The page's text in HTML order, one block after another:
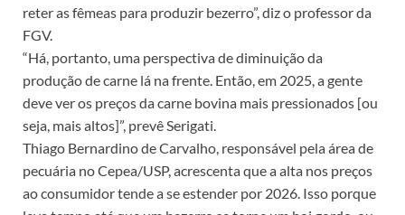
reter as fêmeas para produzir bezerro”, diz o professor da
FGV.
“Há, portanto, uma perspectiva de diminuição da
produção de carne lá na frente. Então, em 2025, a gente
deve ver os preços da carne bovina mais pressionados [ou
seja, mais altos]”, prevê Serigati.
Thiago Bernardino de Carvalho, responsável pela área de
pecuária no Cepea/USP, acrescenta que a alta nos preços
ao consumidor tende a se estender por 2026. Isso porque